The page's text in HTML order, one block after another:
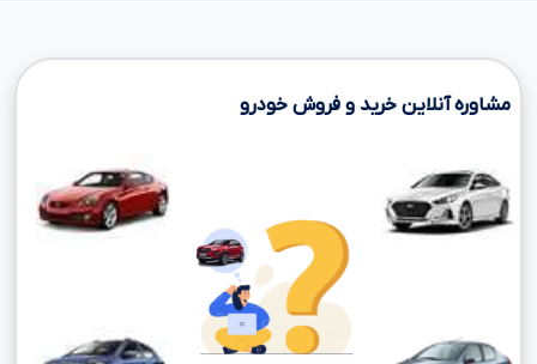
مشاوره آنلاین خرید و فروش خودرو